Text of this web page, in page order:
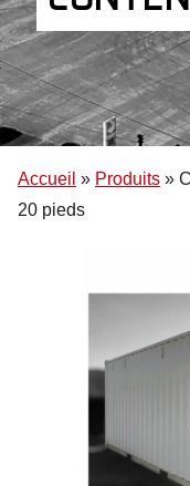
Accueil » Produits »
20 pieds